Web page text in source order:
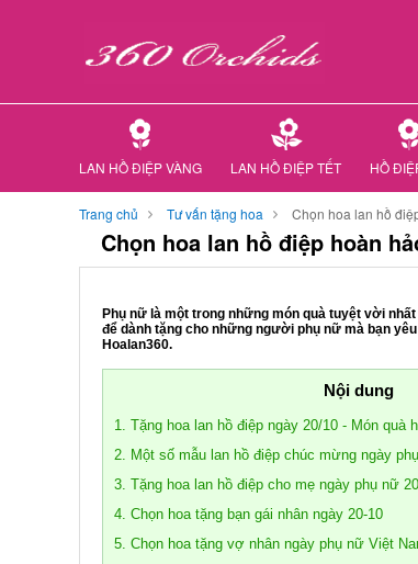
LAN HỒ ĐIỆP VÀNG LAN HỒ ĐIỆP TẾT HỒ
Trang chủ Tư vấn tặng hoa Chọn hoa lan hồ
Chọn hoa lan hồ điệp hoàn
Phụ nữ là một trong những món quà tuyệt vời
để dành tặng cho những người phụ nữ mà bạn
Hoalan360.
Nội dung
1. Tặng hoa lan hồ điệp ngày 20/10 - Món quà
2. Một số mẫu lan hồ điệp chúc mừng ngày
3. Tặng hoa lan hồ điệp cho mẹ ngày phụ nữ
4. Chọn hoa tặng bạn gái nhân ngày 20-10
5. Chọn hoa tặng vợ nhân ngày phụ nữ Việt